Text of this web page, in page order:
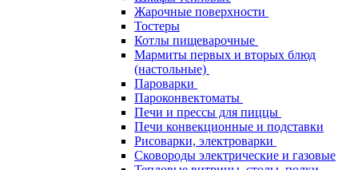
Жарочные поверхности
Тостеры
Котлы пищеварочные
Мармиты первых и вторых блюд
(настольные)
Пароварки
Пароконвектоматы
Печи и прессы для пиццы
Печи конвекционные и подставки
Рисоварки, электроварки
Сковороды электрические и газовые